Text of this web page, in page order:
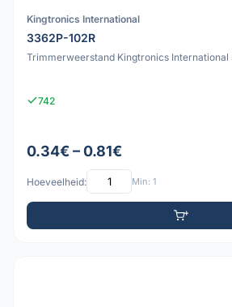
Kingtronics International
3362P-102R
Trimmerweerstand Kingtronics International
742
0.34€ – 0.81€
Hoeveelheid: Min: 1